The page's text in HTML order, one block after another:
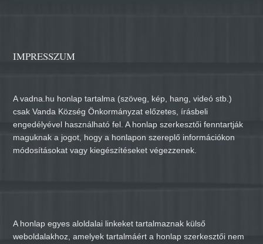
IMPRESSZUM
A vadna.hu honlap tartalma (szöveg, kép, hang, videó stb.)
csak Vanda Község Önkormányzat előzetes, írásbeli
engedélyével használható fel. A honlap szerkesztői fenntartják
maguknak a jogot, hogy a honlapon szereplő információkon
módosításokat vagy kiegészítéseket végezzenek.
A honlap egyes aloldalai linkeket tartalmaznak külső
weboldalakhoz, amelyek tartalmáért a honlap szerkesztői nem